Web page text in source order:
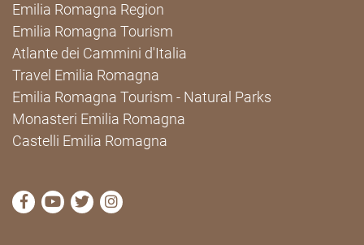
Emilia Romagna Region
Emilia Romagna Tourism
Atlante dei Cammini d'Italia
Travel Emilia Romagna
Emilia Romagna Tourism - Natural Parks
Monasteri Emilia Romagna
Castelli Emilia Romagna
visit Cammini Emilia-Romagna Facebook profile
visit Cammini Emilia-Romagna YouTube profile
visit Cammini Emilia-Romagna Twitter
visit Cammini Emilia-Romagna